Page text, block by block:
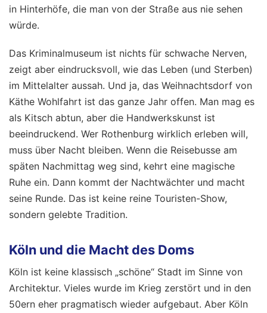
in Hinterhöfe, die man von der Straße aus nie sehen
würde.
Das Kriminalmuseum ist nichts für schwache Nerven,
zeigt aber eindrucksvoll, wie das Leben (und Sterben)
im Mittelalter aussah. Und ja, das Weihnachtsdorf von
Käthe Wohlfahrt ist das ganze Jahr offen. Man mag es
als Kitsch abtun, aber die Handwerkskunst ist
beeindruckend. Wer Rothenburg wirklich erleben will,
muss über Nacht bleiben. Wenn die Reisebusse am
späten Nachmittag weg sind, kehrt eine magische
Ruhe ein. Dann kommt der Nachtwächter und macht
seine Runde. Das ist keine reine Touristen-Show,
sondern gelebte Tradition.
Köln und die Macht des Doms
Köln ist keine klassisch „schöne“ Stadt im Sinne von
Architektur. Vieles wurde im Krieg zerstört und in den
50ern eher pragmatisch wieder aufgebaut. Aber Köln